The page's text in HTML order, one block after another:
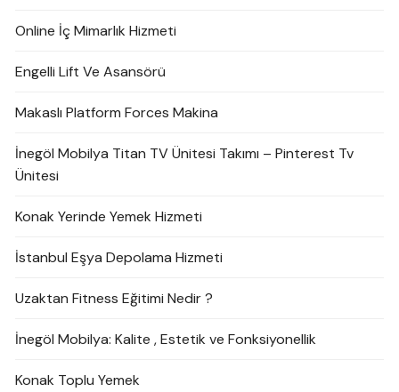
Online İç Mimarlık Hizmeti
Engelli Lift Ve Asansörü
Makaslı Platform Forces Makina
İnegöl Mobilya Titan TV Ünitesi Takımı – Pinterest Tv
Ünitesi
Konak Yerinde Yemek Hizmeti
İstanbul Eşya Depolama Hizmeti
Uzaktan Fitness Eğitimi Nedir ?
İnegöl Mobilya: Kalite , Estetik ve Fonksiyonellik
Konak Toplu Yemek